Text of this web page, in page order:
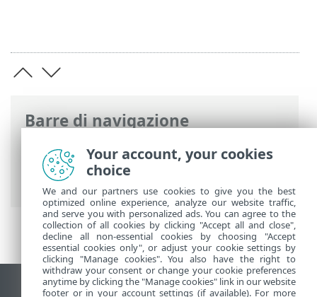
Barre di navigazione
Guida online ESET>ESET PROTECT On-
Prem>Introduzione a ESET PROTECT On-
Prem> Nuove funzioni
Your account, your cookies
choice
We and our partners use cookies to give you the best
optimized online experience, analyze our website traffic,
and serve you with personalized ads. You can agree to the
collection of all cookies by clicking "Accept all and close",
decline all non-essential cookies by choosing "Accept
essential cookies only", or adjust your cookie settings by
clicking "Manage cookies". You also have the right to
withdraw your consent or change your cookie preferences
anytime by clicking the "Manage cookies" link in our website
footer or in your account settings (if available). For more